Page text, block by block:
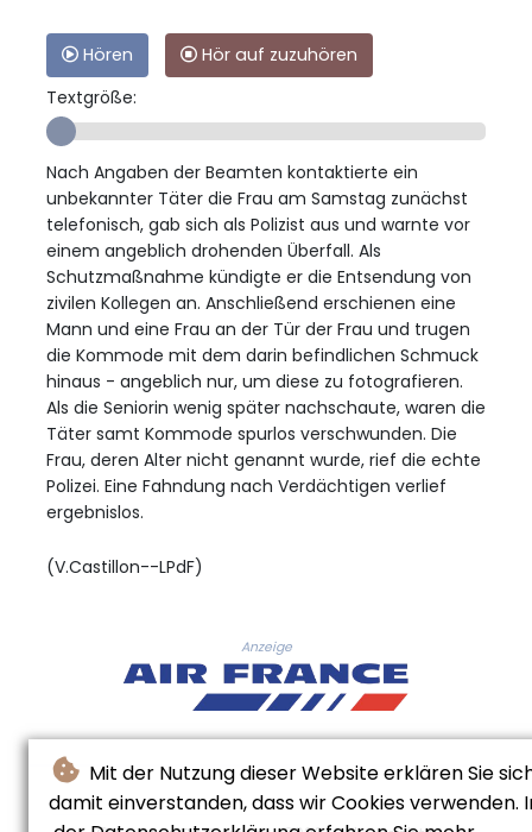
Mit der Nutzung dieser Website erklären Sie
damit einverstanden, dass wir Cookies verwenden.
Hören
Hör auf zuzuhören
Textgröße:
Nach Angaben der Beamten kontaktierte ein
unbekannter Täter die Frau am Samstag zunächst
telefonisch, gab sich als Polizist aus und warnte vor
einem angeblich drohenden Überfall. Als
Schutzmaßnahme kündigte er die Entsendung von
zivilen Kollegen an. Anschließend erschienen eine
Mann und eine Frau an der Tür der Frau und trugen
die Kommode mit dem darin befindlichen Schmuck
hinaus - angeblich nur, um diese zu fotografieren.
Als die Seniorin wenig später nachschaute, waren die
Täter samt Kommode spurlos verschwunden. Die
Frau, deren Alter nicht genannt wurde, rief die echte
Polizei. Eine Fahndung nach Verdächtigen verlief
ergebnislos.
(V.Castillon--LPdF)
Anzeige